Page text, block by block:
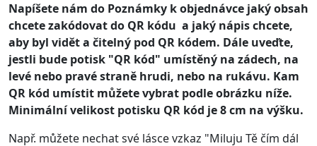
Napíšete nám do Poznámky k objednávce jaký obsah
chcete zakódovat do QR kódu a jaký nápis chcete,
aby byl vidět a čitelný pod QR kódem. Dále uveďte,
jestli bude potisk "QR kód" umístěný na zádech, na
levé nebo pravé straně hrudi, nebo na rukávu. Kam
QR kód umístit můžete vybrat podle obrázku níže.
Minimální velikost potisku QR kód je 8 cm na výšku.
Např. můžete nechat své lásce vzkaz "Miluju Tě čím dál